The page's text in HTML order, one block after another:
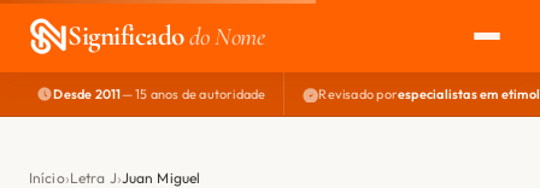
Significadodo Nome
EXPLORAR
NOME PERFEITO
Desde 2011— 15 anos de autoridade Revisado porespecialistas em
Início Letra J Juan Miguel